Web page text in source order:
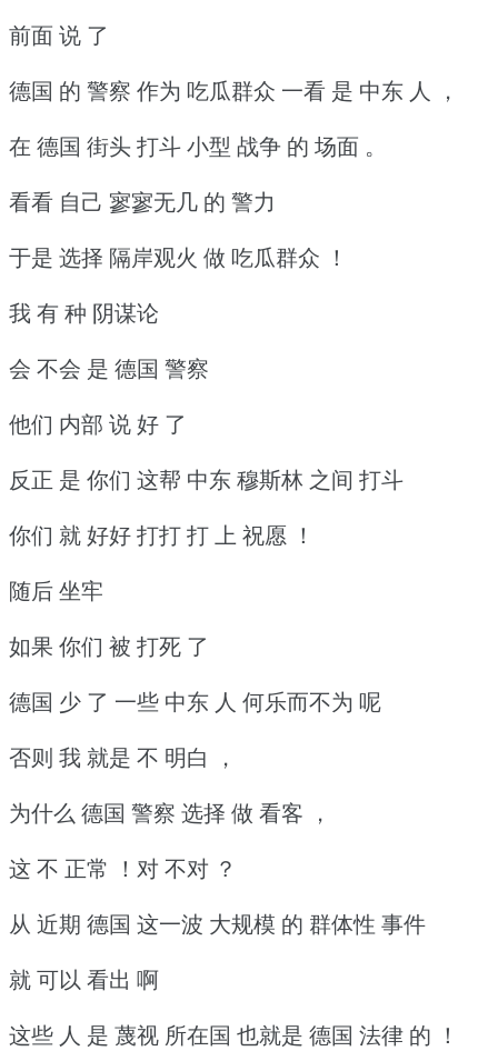
前面 说 了
德国 的 警察 作为 吃瓜群众 一看 是 中东 人 ，
在 德国 街头 打斗 小型 战争 的 场面 。
看看 自己 寥寥无几 的 警力
于是 选择 隔岸观火 做 吃瓜群众 ！
我 有 种 阴谋论
会 不会 是 德国 警察
他们 内部 说 好 了
反正 是 你们 这帮 中东 穆斯林 之间 打斗
你们 就 好好 打打 打 上 祝愿 ！
随后 坐牢
如果 你们 被 打死 了
德国 少 了 一些 中东 人 何乐而不为 呢
否则 我 就是 不 明白 ，
为什么 德国 警察 选择 做 看客 ，
这 不 正常 ！对 不对 ？
从 近期 德国 这一波 大规模 的 群体性 事件
就 可以 看出 啊
这些 人 是 蔑视 所在国 也就是 德国 法律 的 ！